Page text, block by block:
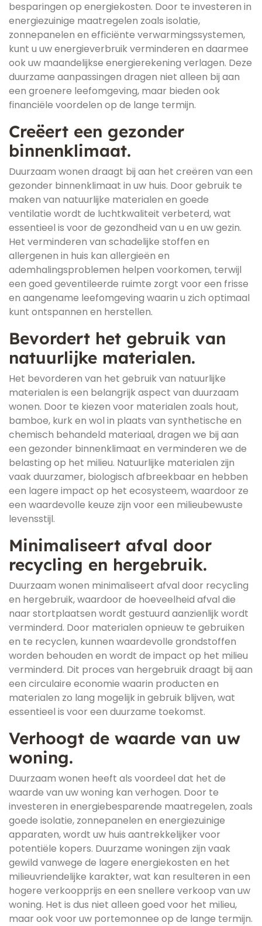
besparingen op energiekosten. Door te investeren in
energiezuinige maatregelen zoals isolatie,
zonnepanelen en efficiënte verwarmingssystemen,
kunt u uw energieverbruik verminderen en daarmee
ook uw maandelijkse energierekening verlagen. Deze
duurzame aanpassingen dragen niet alleen bij aan
een groenere leefomgeving, maar bieden ook
financiële voordelen op de lange termijn.
Creëert een gezonder
binnenklimaat.
Duurzaam wonen draagt bij aan het creëren van een
gezonder binnenklimaat in uw huis. Door gebruik te
maken van natuurlijke materialen en goede
ventilatie wordt de luchtkwaliteit verbeterd, wat
essentieel is voor de gezondheid van u en uw gezin.
Het verminderen van schadelijke stoffen en
allergenen in huis kan allergieën en
ademhalingsproblemen helpen voorkomen, terwijl
een goed geventileerde ruimte zorgt voor een frisse
en aangename leefomgeving waarin u zich optimaal
kunt ontspannen en herstellen.
Bevordert het gebruik van
natuurlijke materialen.
Het bevorderen van het gebruik van natuurlijke
materialen is een belangrijk aspect van duurzaam
wonen. Door te kiezen voor materialen zoals hout,
bamboe, kurk en wol in plaats van synthetische en
chemisch behandeld materiaal, dragen we bij aan
een gezonder binnenklimaat en verminderen we de
belasting op het milieu. Natuurlijke materialen zijn
vaak duurzamer, biologisch afbreekbaar en hebben
een lagere impact op het ecosysteem, waardoor ze
een waardevolle keuze zijn voor een milieubewuste
levensstijl.
Minimaliseert afval door
recycling en hergebruik.
Duurzaam wonen minimaliseert afval door recycling
en hergebruik, waardoor de hoeveelheid afval die
naar stortplaatsen wordt gestuurd aanzienlijk wordt
verminderd. Door materialen opnieuw te gebruiken
en te recyclen, kunnen waardevolle grondstoffen
worden behouden en wordt de impact op het milieu
verminderd. Dit proces van hergebruik draagt bij aan
een circulaire economie waarin producten en
materialen zo lang mogelijk in gebruik blijven, wat
essentieel is voor een duurzame toekomst.
Verhoogt de waarde van uw
woning.
Duurzaam wonen heeft als voordeel dat het de
waarde van uw woning kan verhogen. Door te
investeren in energiebesparende maatregelen, zoals
goede isolatie, zonnepanelen en energiezuinige
apparaten, wordt uw huis aantrekkelijker voor
potentiële kopers. Duurzame woningen zijn vaak
gewild vanwege de lagere energiekosten en het
milieuvriendelijke karakter, wat kan resulteren in een
hogere verkoopprijs en een snellere verkoop van uw
woning. Het is dus niet alleen goed voor het milieu,
maar ook voor uw portemonnee op de lange termijn.